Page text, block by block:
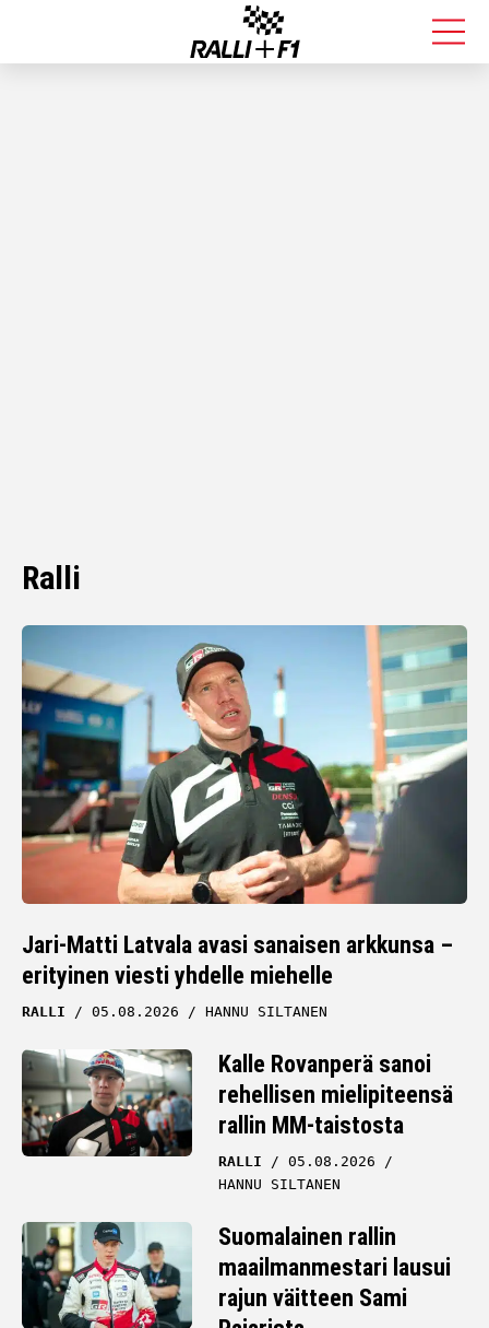
Ralli
Jari-Matti Latvala avasi sanaisen arkkunsa –
erityinen viesti yhdelle miehelle
RALLI 05.08.2026 HANNU SILTANEN
Kalle Rovanperä sanoi
rehellisen mielipiteensä
rallin MM-taistosta
RALLI
05.08.2026
HANNU SILTANEN
Suomalainen rallin
maailmanmestari lausui
rajun väitteen Sami